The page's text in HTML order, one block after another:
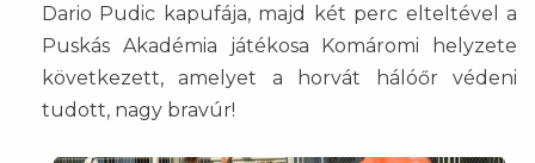
Dario Pudic kapufája, majd két perc elteltével a
Puskás Akadémia játékosa Komáromi helyzete
következett, amelyet a horvát hálóőr védeni
tudott, nagy bravúr!